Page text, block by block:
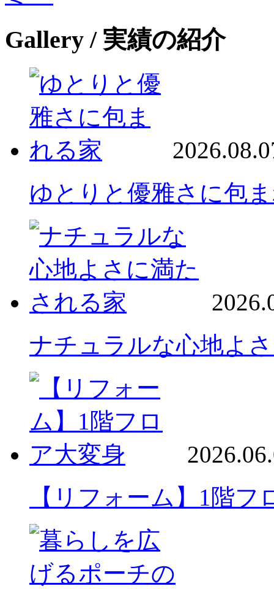
Gallery / 実績の紹介
ゆとりと優雅さに包
ナチュラルな心地よ
【リフォーム】1階フ